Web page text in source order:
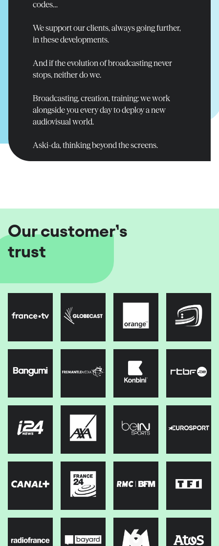
codes…
We support our clients, always going further,
in these developments.
And if the evolution of broadcasting never
stops, neither do we.
Broadcasting, creation, training: we work
alongside you every day to deploy a new
audiovisual world.
Aski-da, thinking beyond the screens.
Our customer’s
trust